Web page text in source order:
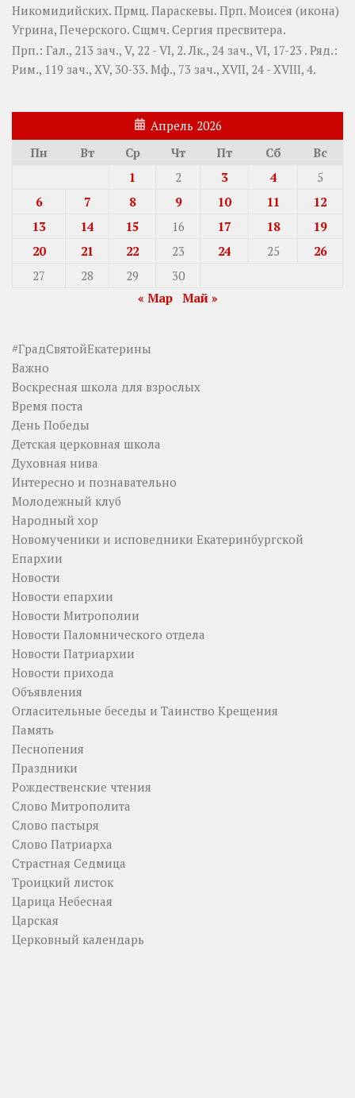
Никомидийских. Прмц. Параскевы. Прп. Моисея (икона)
Угрина, Печерского. Сщмч. Сергия пресвитера.
Прп.: Гал., 213 зач., V, 22 - VI, 2. Лк., 24 зач., VI, 17-23 . Ряд.:
Рим., 119 зач., XV, 30-33. Мф., 73 зач., XVII, 24 - XVIII, 4.
Апрель 2026
Пн
Вт Ср Чт Пт Сб
Вс
1
2 3 4
5
6
7 8 9 10 11
12
13
14 15 16 17 18
19
20
21 22 23 24 25
26
27
28 29
30
« Мар
Май »
#ГрадСвятойЕкатерины
Важно
Воскресная школа для взрослых
Время поста
День Победы
Детская церковная школа
Духовная нива
Интересно и познавательно
Молодежный клуб
Народный хор
Новомученики и исповедники Екатеринбургской
Епархии
Новости
Новости епархии
Новости Митрополии
Новости Паломнического отдела
Новости Патриархии
Новости прихода
Объявления
Огласительные беседы и Таинство Крещения
Память
Песнопения
Праздники
Рождественские чтения
Слово Митрополита
Слово пастыря
Слово Патриарха
Страстная Седмица
Троицкий листок
Царица Небесная
Царская
Церковный календарь